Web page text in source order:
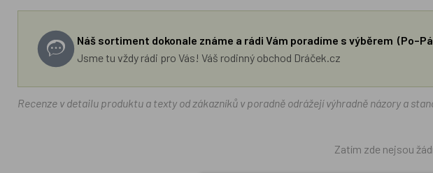
Náš sortiment dokonale známe a rádi Vám poradíme s výběrem (Po–Pá,
Jsme tu vždy rádi pro Vás! Váš rodinný obchod Dráček.cz
Recenze v detailu produktu a texty od zákazníků v poradně odrážejí výhradně názory a
Zatím zde nejsou